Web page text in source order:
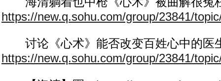
https://new.q.sohu.com/group/23841/
讨论《心术》能否改变百姓心中的医
https://new.q.sohu.com/group/23841/